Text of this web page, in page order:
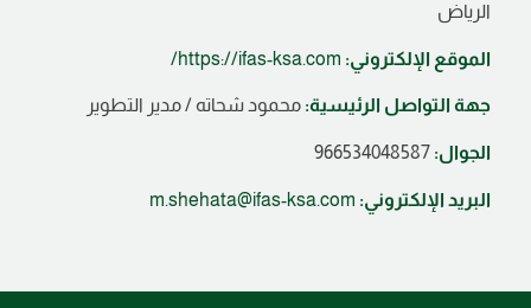
الرياض
الموقع الإلكتروني: https://ifas-ksa.com/
جهة التواصل الرئيسية: محمود شحاته / مدير التطوير
الجوال:
البريد الإلكتروني: m.shehata@ifas-ksa.com